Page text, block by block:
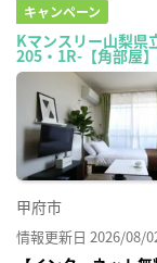
キャンペーン
Kマンスリー山梨県
205・1R-【角部屋
甲府市
情報更新日 2026/08/